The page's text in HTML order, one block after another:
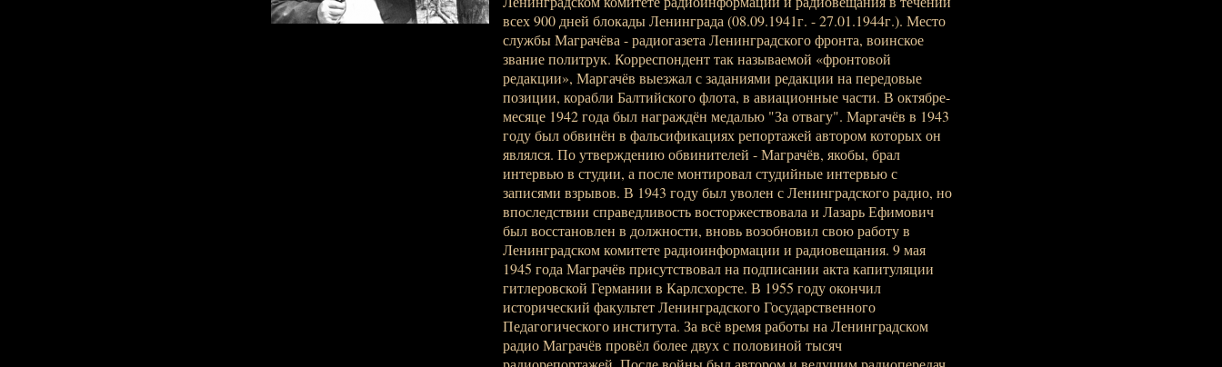
всех 900 дней блокады Ленинграда (08.09.1941г. - 27.01.1944г.). Место
службы Маграчёва - радиогазета Ленинградского фронта, воинское
звание политрук. Корреспондент так называемой «фронтовой
редакции», Маргачёв выезжал с заданиями редакции на передовые
позиции, корабли Балтийского флота, в авиационные части. В октябре-
месяце 1942 года был награждён медалью "За отвагу". Маргачёв в 1943
году был обвинён в фальсификациях репортажей автором которых он
являлся. По утверждению обвинителей - Маграчёв, якобы, брал
интервью в студии, а после монтировал студийные интервью с
записями взрывов. В 1943 году был уволен с Ленинградского радио, но
впоследствии справедливость восторжествовала и Лазарь Ефимович
был восстановлен в должности, вновь возобновил свою работу в
Ленинградском комитете радиоинформации и радиовещания. 9 мая
1945 года Маграчёв присутствовал на подписании акта капитуляции
гитлеровской Германии в Карлсхорсте. В 1955 году окончил
исторический факультет Ленинградского Государственного
Педагогического института. За всё время работы на Ленинградском
радио Маграчёв провёл более двух с половиной тысяч